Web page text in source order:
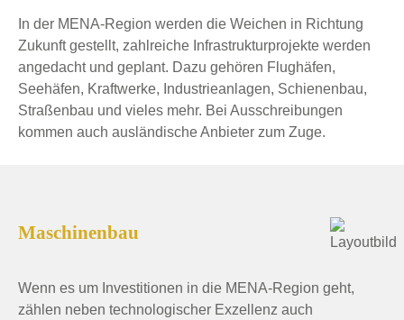
In der MENA-Region werden die Weichen in Richtung
Zukunft gestellt, zahlreiche Infrastrukturprojekte werden
angedacht und geplant. Dazu gehören Flughäfen,
Seehäfen, Kraftwerke, Industrieanlagen, Schienenbau,
Straßenbau und vieles mehr. Bei Ausschreibungen
kommen auch ausländische Anbieter zum Zuge.
Maschinenbau
Wenn es um Investitionen in die MENA-Region geht,
zählen neben technologischer Exzellenz auch